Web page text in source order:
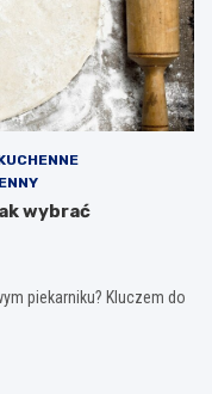
wybrać
piekarniku? Kluczem do